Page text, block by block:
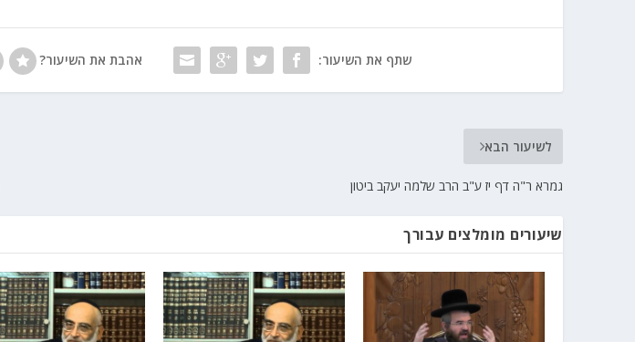
שתף את השיעור: אהבת את השיעור?
לשיעור הבא
גמרא ר"ה דף יז ע"ב הרב שלמה יעקב ביטון
שיעורים מומלצים עבורך